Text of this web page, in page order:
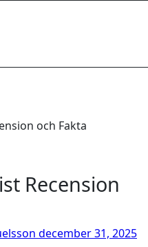
och Fakta
Recension
december 31, 2025